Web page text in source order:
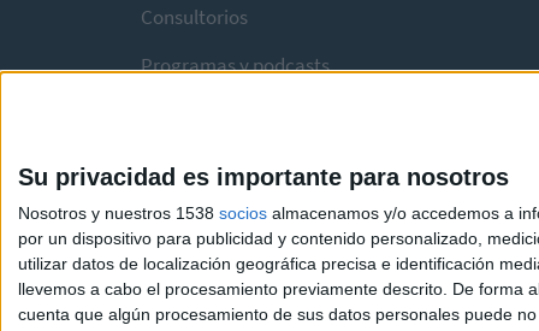
Su privacidad es importante para nosotros
Nosotros y nuestros 1538 socios almacenamos y/o accedemos a
por un dispositivo para publicidad y contenido personalizado,
utilizar datos de localización geográfica precisa e identificación
llevemos a cabo el procesamiento previamente descrito. De forma
cuenta que algún procesamiento de sus datos personales puede
Consultorios
Programas y podcasts